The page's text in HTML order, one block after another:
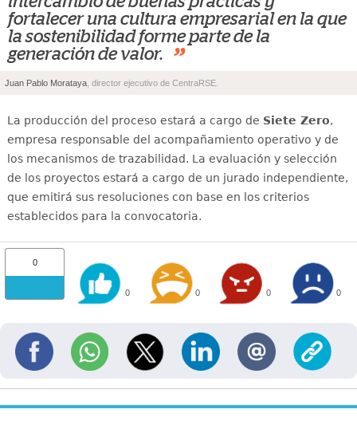
fortalecer una cultura empresarial en la que
la sostenibilidad forme parte de la
generación de valor.
”
Juan Pablo Morataya , director ejecutivo de CentraRSE.
La producción del proceso estará a cargo de Siete Zero,
empresa responsable del acompañamiento operativo y de
los mecanismos de trazabilidad. La evaluación y selección
de los proyectos estará a cargo de un jurado independiente,
que emitirá sus resoluciones con base en los criterios
establecidos para la convocatoria.
0
0 0 0 0